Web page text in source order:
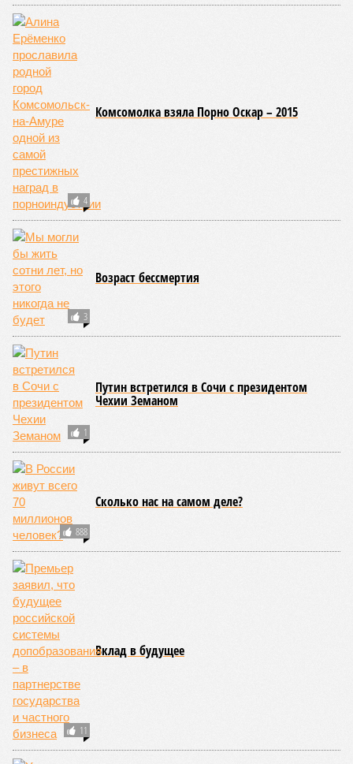
Новости smi2.ru
11:21
Никол Пашинян не увидел готовности Армении к
членству в ЕС
11:13
назвали бесперспективными
10:44
Премьер Литвы Синкявичюс опроверг слова
министра обороны о российской угрозе
10:39
Украинскому кандидату в конгресс США запретили
приходить на пляж после драки
10:33
Аргентина и Мексика поддержали Инфантино после
его промаха с попыткой продать долю ЧМ
НОВОСТИ ПАРТНЕРОВ
Новости smi2.ru
ЕЩЕ ИЗ РАЗДЕЛА «ВЛАСТЬ»
В МИД РФ назвали условие продолжения
Попутали